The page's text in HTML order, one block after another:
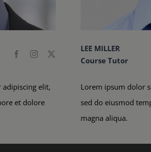
elit,
et dolore
LEE MILLER
Course Tutor
Lorem ipsum dolor
sed do eiusmod
magna aliqua.